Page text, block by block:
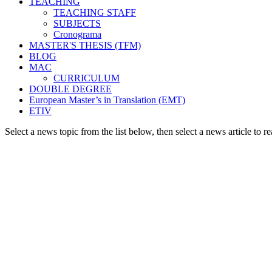
TEACHING STAFF
SUBJECTS
Cronograma
MASTER'S THESIS (TFM)
BLOG
MAC
CURRICULUM
DOUBLE DEGREE
European Master’s in Translation (EMT)
ETIV
Select a news topic from the list below, then select a news article to